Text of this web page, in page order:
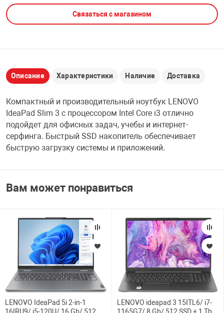
PCI АДАПТЕРЫ
USB
CD-DVD ДИСКИ
ЛЕНТА ДЛЯ
ДОМА
ТЕХНИКА
Связаться с магазином
Описание Характеристики Наличие Доставка
Компактный и производительный ноутбук LENOVO
IdeaPad Slim 3 с процессором Intel Core i3 отлично
подойдет для офисных задач, учебы и интернет-
серфинга. Быстрый SSD накопитель обеспечивает
быструю загрузку системы и приложений.
Вам может понравиться
LENOVO IdeaPad 5i 2-in-1
16IRU9/ i5-120U/ 16 Gb/ 512
LENOVO ideapad 3 15ITL6/ i7-
1165G7/ 8 Gb/ 512 SSD + 1 Tb